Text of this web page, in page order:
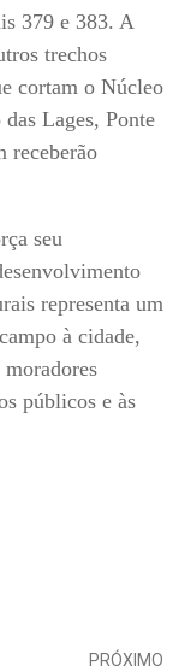
379 e 383. A
trechos
cortam o Núcleo
Lages, Ponte
receberão
seu
representa um
à cidade,
públicos e às
PRÓXIMO